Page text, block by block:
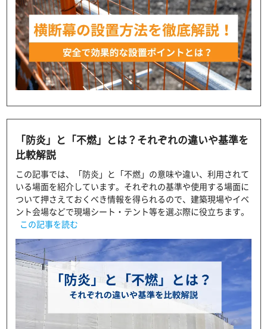
「防炎」と「不燃」とは？それぞれの違いや基準を
比較解説
この記事では、「防炎」と「不燃」の意味や違い、利用されて
いる場面を紹介しています。それぞれの基準や使用する場面に
ついて押さえておくべき情報を得られるので、建築現場やイベ
ント会場などで現場シート・テント等を選ぶ際に役立ちます。
この記事を読む